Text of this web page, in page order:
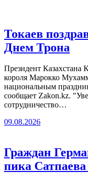
Токаев
Днем Трона
Президент Казахстана
короля Марокко
национальным
сообщает Zakon.kz.
сотрудничество…
09.08.2026
Граждан
пика